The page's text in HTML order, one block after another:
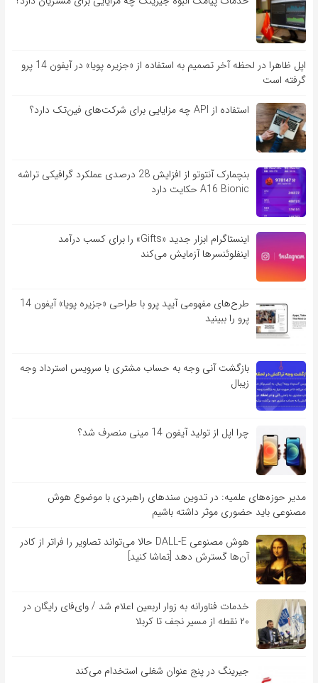
اپل ظاهرا در لحظه آخر تصمیم به استفاده از «جزیره پویا» در آیفون 14 پرو
گرفته است
استفاده از API چه مزایایی برای شرکت‌های فین‌تک دارد؟
بنچمارک آنتوتو از افزایش 28 درصدی عملکرد گرافیکی تراشه
A16 Bionic حکایت دارد
اینستاگرام ابزار جدید «Gifts» را برای کسب درآمد
اینفلوئنسرها آزمایش می‌کند
طرح‌های مفهومی آیپد پرو با طراحی «جزیره پویا» آیفون 14
پرو را ببینید
بازگشت آنی وجه به حساب مشتری با سرویس استرداد وجه
زیبال
چرا اپل از تولید آیفون 14 مینی منصرف شد؟
مدیر حوزه‌های علمیه: در تدوین سندهای راهبردی با موضوع هوش
مصنوعی باید حضوری موثر داشته باشیم
هوش مصنوعی DALL-E حالا می‌تواند تصاویر را فراتر از کادر
آن‌ها گسترش دهد [تماشا کنید]
خدمات فناورانه به زوار اربعین اعلام شد / وای‌فای رایگان در
۲۰ نقطه از مسیر نجف تا کربلا
جیرینگ در پنج عنوان شغلی استخدام می‌کند